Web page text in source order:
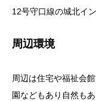
12号守口線の城北イ
周辺環境
周辺は住宅や福祉会
園などもあり自然も